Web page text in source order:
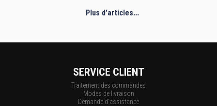
Plus d'articles...
SERVICE CLIENT
Traitement des commandes
Modes de livraison
Demande d'assistance